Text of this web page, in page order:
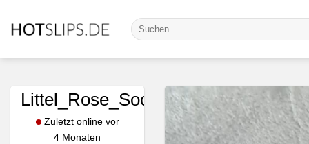
Inhalt
Suche
nach:
Littel_Rose_Socks
Zuletzt online vor
4 Monaten